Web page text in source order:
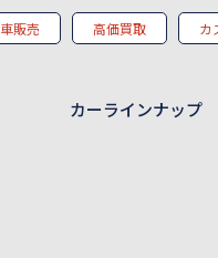
販売 高価買取 カ
カーラインナップ